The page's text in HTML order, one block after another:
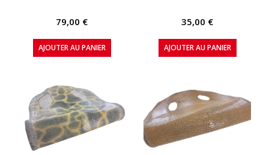
79,00 €
AJOUTER AU PANIER
35,00 €
AJOUTER AU PANIER